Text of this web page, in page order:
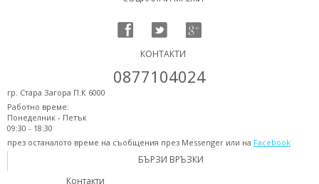
КОНТАКТИ
0877104024
гр. Стара Загора П.К 6000
Работно време:
Понеделник - Петък
09:30 - 18:30
през останалото време на съобщения през Messenger или на Facebook
БЪРЗИ ВРЪЗКИ
Контакти